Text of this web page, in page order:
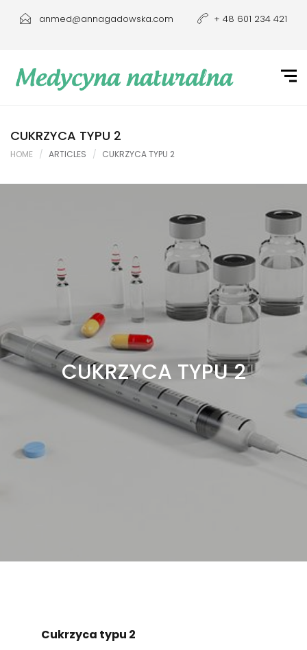
anmed@annagadowska.com + 48 601 234 421
CUKRZYCA TYPU 2
HOME ARTICLES CUKRZYCA TYPU 2
CUKRZYCA TYPU 2
Cukrzyca typu 2